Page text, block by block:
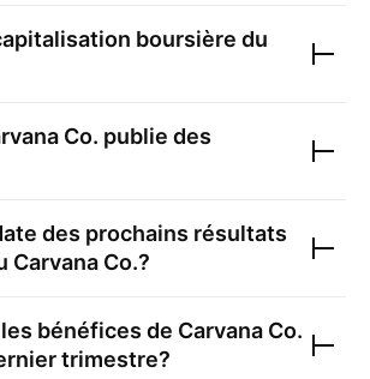
boursière du
Co. publie des
des prochains résultats
Carvana Co.?
bénéfices de Carvana Co.
trimestre?